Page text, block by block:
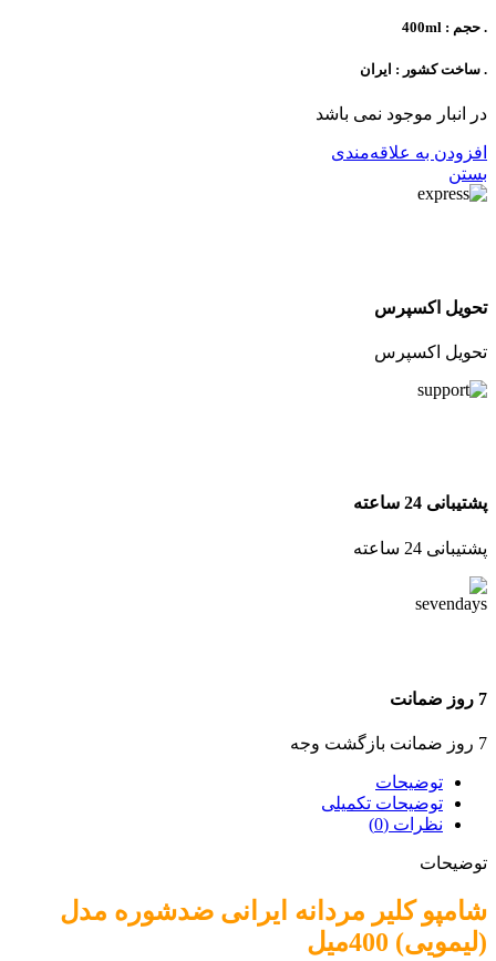
. حجم : 400ml
. ساخت کشور : ایران
در انبار موجود نمی باشد
افزودن به علاقه‌مندی
بستن
تحویل اکسپرس
تحویل اکسپرس
پشتیبانی 24 ساعته
پشتیبانی 24 ساعته
7 روز ضمانت
7 روز ضمانت بازگشت وجه
توضیحات
توضیحات تکمیلی
نظرات (0)
توضیحات
شامپو کلیر مردانه ایرانی ضدشوره مدل
(لیمویی) 400میل